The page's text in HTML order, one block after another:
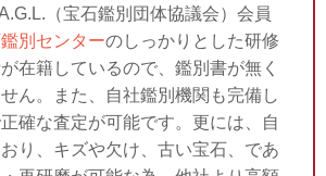
（宝石鑑別団体協議会）会員
別センターのしっかりとした研修
在籍しているので、鑑別書が無く
ん。また、自社鑑別機関も完備し
確な査定が可能です。更には、自
り、キズや欠け、古い宝石、であ